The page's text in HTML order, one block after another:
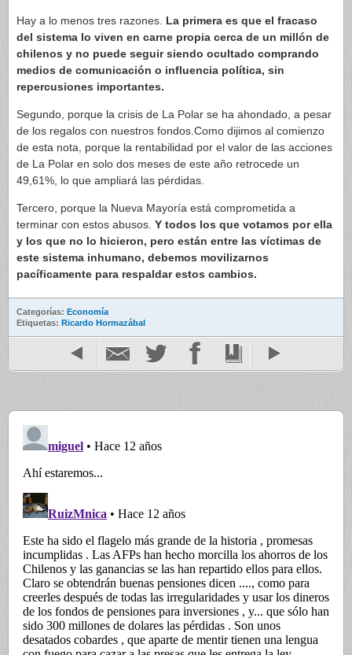
Hay a lo menos tres razones. La primera es que el fracaso
del sistema lo viven en carne propia cerca de un millón de
chilenos y no puede seguir siendo ocultado comprando
medios de comunicación o influencia política, sin
repercusiones importantes.
Segundo, porque la crisis de La Polar se ha ahondado, a pesar
de los regalos con nuestros fondos.Como dijimos al comienzo
de esta nota, porque la rentabilidad por el valor de las acciones
de La Polar en solo dos meses de este año retrocede un
49,61%, lo que ampliará las pérdidas.
Tercero, porque la Nueva Mayoría está comprometida a
terminar con estos abusos. Y todos los que votamos por ella
y los que no lo hicieron, pero están entre las víctimas de
este sistema inhumano, debemos movilizarnos
pacíficamente para respaldar estos cambios.
Categorías: Economía
Etiquetas: Ricardo Hormazábal